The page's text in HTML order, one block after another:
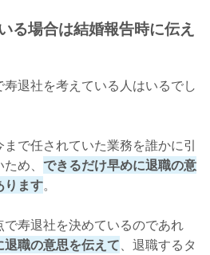
る場合は結婚報告時に伝え
退社を考えている人はいるでし
で任されていた業務を誰かに引
め、 できるだけ早めに退職の意
ります。
寿退社を決めているのであれ
職の意思を伝えて、退職するタ